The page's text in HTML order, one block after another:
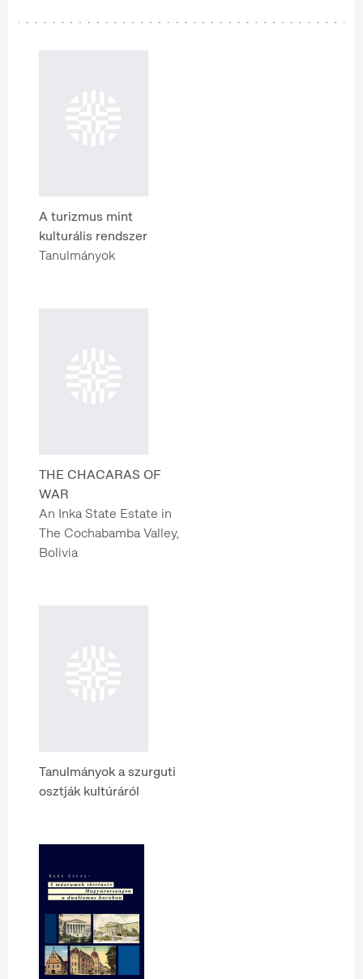
A turizmus mint
kulturális rendszer
Tanulmányok
THE CHACARAS OF
WAR
An Inka State Estate in
The Cochabamba Valley,
Bolivia
Tanulmányok a szurguti
osztják kultúráról